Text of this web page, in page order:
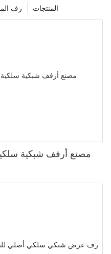
المنتجات رف
مصنع أرفف شبكية سلكية